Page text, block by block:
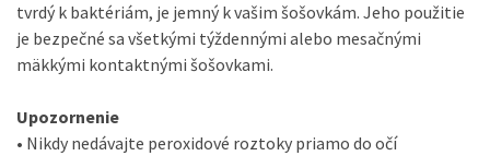
tvrdý k baktériám, je jemný k vašim šošovkám. Jeho použitie
je bezpečné sa všetkými týždennými alebo mesačnými
mäkkými kontaktnými šošovkami.
Upozornenie
• Nikdy nedávajte peroxidové roztoky priamo do očí